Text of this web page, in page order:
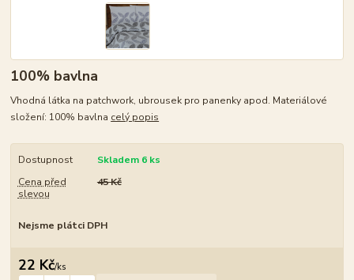
100% bavlna
Vhodná látka na patchwork, ubrousek pro panenky apod. Materiálové
složení: 100% bavlna celý popis
Dostupnost
Skladem 6 ks
Cena před
slevou
45 Kč
Nejsme plátci DPH
22 Kč/ks